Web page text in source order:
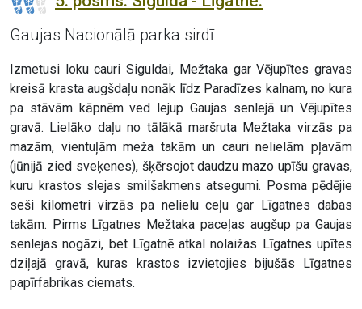
Gaujas Nacionālā parka sirdī
Izmetusi loku cauri Siguldai, Mežtaka gar Vējupītes gravas
kreisā krasta augšdaļu nonāk līdz Paradīzes kalnam, no kura
pa stāvām kāpnēm ved lejup Gaujas senlejā un Vējupītes
gravā. Lielāko daļu no tālākā maršruta Mežtaka virzās pa
mazām, vientuļām meža takām un cauri nelielām pļavām
(jūnijā zied sveķenes), šķērsojot daudzu mazo upīšu gravas,
kuru krastos slejas smilšakmens atsegumi. Posma pēdējie
seši kilometri virzās pa nelielu ceļu gar Līgatnes dabas
takām. Pirms Līgatnes Mežtaka paceļas augšup pa Gaujas
senlejas nogāzi, bet Līgatnē atkal nolaižas Līgatnes upītes
dziļajā gravā, kuras krastos izvietojies bijušās Līgatnes
papīrfabrikas ciemats.